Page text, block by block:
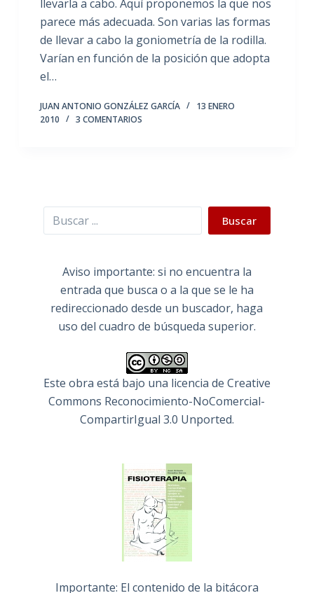
llevarla a cabo. Aquí proponemos la que nos
parece más adecuada. Son varias las formas
de llevar a cabo la goniometría de la rodilla.
Varían en función de la posición que adopta
el…
JUAN ANTONIO GONZÁLEZ GARCÍA
13 ENERO
2010
3 COMENTARIOS
Buscar Buscar
Aviso importante: si no encuentra la
entrada que busca o a la que se le ha
redireccionado desde un buscador, haga
uso del cuadro de búsqueda superior.
Este obra está bajo una licencia de Creative
Commons Reconocimiento-NoComercial-
CompartirIgual 3.0 Unported.
Importante: El contenido de la bitácora